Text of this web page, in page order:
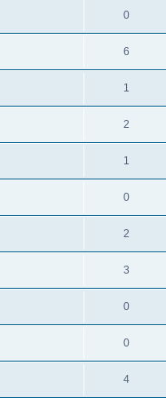
0
6
1
2
1
0
2
3
0
0
4